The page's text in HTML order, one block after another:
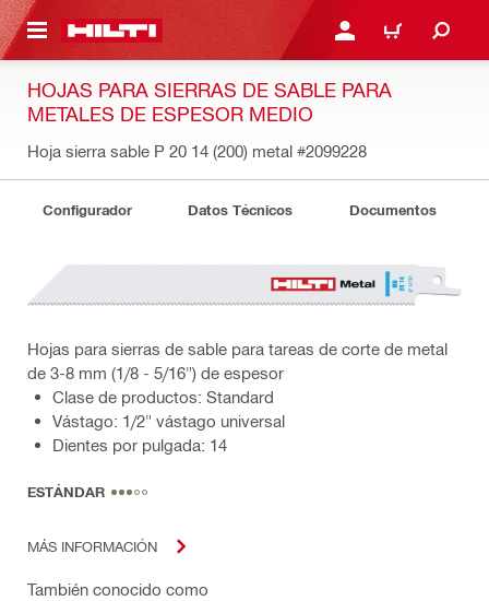
PRINCIPAL INICIE SESIÓN O
CARRITO
HOJAS PARA SIERRAS DE SABLE PARA
METALES DE ESPESOR MEDIO
Hoja sierra sable P 20 14 (200) metal #2099228
Configurador Datos Técnicos Documentos
Hojas para sierras de sable para tareas de corte de metal
de 3-8 mm (1/8 - 5/16") de espesor
Clase de productos: Standard
Vástago: 1/2" vástago universal
Dientes por pulgada: 14
ESTÁNDAR
MÁS INFORMACIÓN
También conocido como